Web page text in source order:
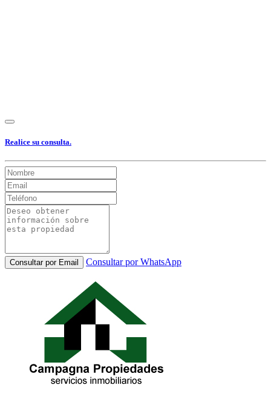
Realice su consulta.
Consultar por Email Consultar por WhatsApp